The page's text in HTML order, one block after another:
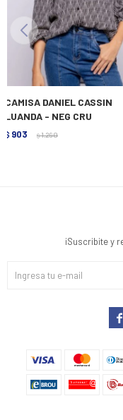
CAMISA DANIEL CASSIN
LUANDA - NEG CRU
$ 903 $ 1.290
¡Suscribite y
